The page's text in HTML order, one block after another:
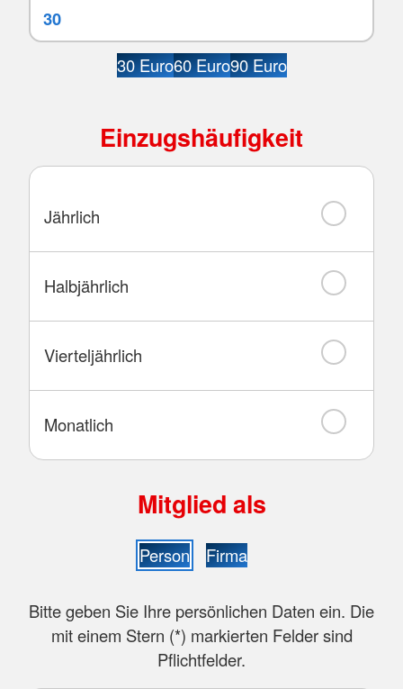
30 Euro60 Euro90 Euro
Einzugshäufigkeit
Jährlich
Halbjährlich
Vierteljährlich
Monatlich
Mitglied als
Person Firma
Bitte geben Sie Ihre persönlichen Daten ein. Die
mit einem Stern (*) markierten Felder sind
Pflichtfelder.